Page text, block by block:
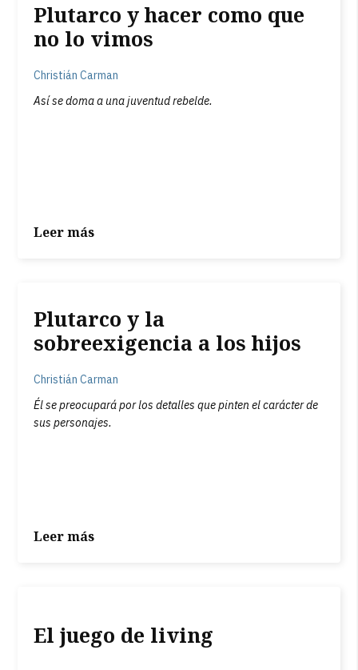
Plutarco y hacer como que
no lo vimos
Christián Carman
Así se doma a una juventud rebelde.
Leer más
Plutarco y la
sobreexigencia a los hijos
Christián Carman
Él se preocupará por los detalles que pinten el carácter de
sus personajes.
Leer más
El juego de living